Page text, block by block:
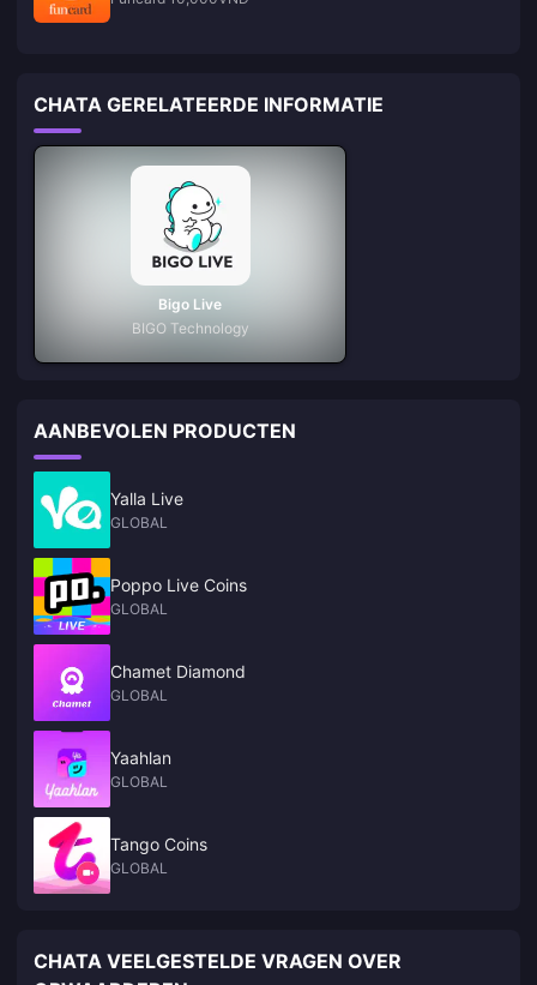
CHATA GERELATEERDE INFORMATIE
Bigo Live
BIGO Technology
AANBEVOLEN PRODUCTEN
Yalla Live
GLOBAL
Poppo Live Coins
GLOBAL
Chamet Diamond
GLOBAL
Yaahlan
GLOBAL
Tango Coins
GLOBAL
CHATA VEELGESTELDE VRAGEN OVER